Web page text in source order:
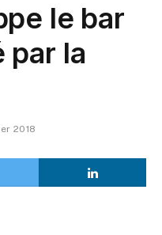
le bar
par la
2018